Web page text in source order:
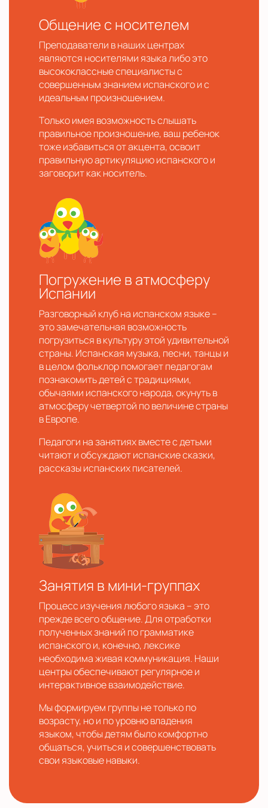
Общение с носителем
Преподаватели в наших центрах
являются носителями языка либо это
высококлассные специалисты с
совершенным знанием испанского и с
идеальным произношением.
Только имея возможность слышать
правильное произношение, ваш ребенок
тоже избавиться от акцента, освоит
правильную артикуляцию испанского и
заговорит как носитель.
Погружение в атмосферу
Испании
Разговорный клуб на испанском языке –
это замечательная возможность
погрузиться в культуру этой удивительной
страны. Испанская музыка, песни, танцы и
в целом фольклор помогает педагогам
познакомить детей с традициями,
обычаями испанского народа, окунуть в
атмосферу четвертой по величине страны
в Европе.
Педагоги на занятиях вместе с детьми
читают и обсуждают испанские сказки,
рассказы испанских писателей.
Занятия в мини-группах
Процесс изучения любого языка – это
прежде всего общение. Для отработки
полученных знаний по грамматике
испанского и, конечно, лексике
необходима живая коммуникация. Наши
центры обеспечивают регулярное и
интерактивное взаимодействие.
Мы формируем группы не только по
возрасту, но и по уровню владения
языком, чтобы детям было комфортно
общаться, учиться и совершенствовать
свои языковые навыки.